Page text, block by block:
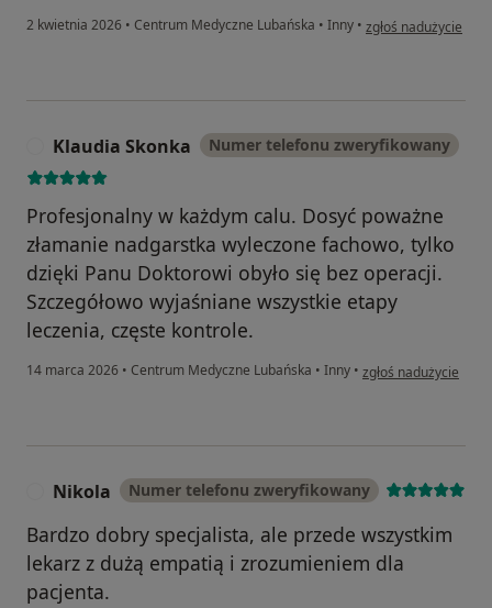
2 kwietnia 2026 • Centrum Medyczne Lubańska • Inny • w opinii
zgłoś nadużycie
Klaudia Skonka Numer telefonu zweryfikowany
Profesjonalny w każdym calu. Dosyć poważne
złamanie nadgarstka wyleczone fachowo, tylko
dzięki Panu Doktorowi obyło się bez operacji.
Szczegółowo wyjaśniane wszystkie etapy
leczenia, częste kontrole.
14 marca 2026 • Centrum Medyczne Lubańska • Inny • w opinii użytkownika
zgłoś nadużycie
Nikola Numer telefonu zweryfikowany
Bardzo dobry specjalista, ale przede wszystkim
lekarz z dużą empatią i zrozumieniem dla
pacjenta.